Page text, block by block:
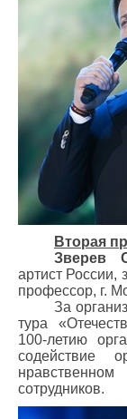
Вторая
Зверев
артист России,
профессор, г.
За
тура
100-летию
содействие
сотрудников.